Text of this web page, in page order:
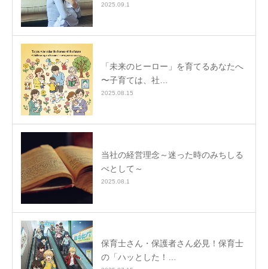
2025.09.1
「未来のヒーロー」を育てるあなたへ
〜子育ては、社…
2025.08.15
当社の経営理念～迷った時のみちしる
べとして～
2025.08.1
保育士さん・保護者さん必見！保育士
の「ハッとした！…